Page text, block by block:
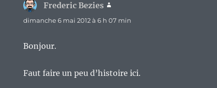
Frederic Bezies
dimanche 6 mai 2012 à 6 h 07 min
Bonjour.
Faut faire un peu d’histoire ici.